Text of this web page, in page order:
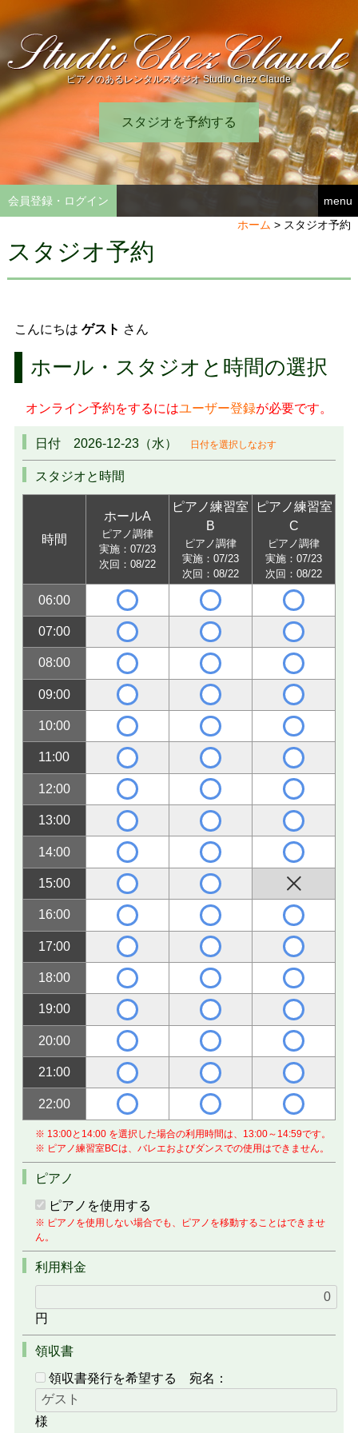
ピアノのあるレンタルスタジオ Studio Chez Claude
スタジオを予約する
会員登録・ログイン
menu
ホーム > スタジオ予約
スタジオ予約
こんにちは ゲスト さん
ホール・スタジオと時間の選択
オンライン予約をするにはユーザー登録が必要です。
日付 2026-12-23（水） 日付を選択しなおす
スタジオと時間
時間
06:00
07:00
08:00
09:00
10:00
11:00
12:00
13:00
14:00
15:00
16:00
17:00
18:00
19:00
20:00
21:00
22:00
ホールA
ピアノ調律
実施：07/23
次回：08/22
ピアノ練習室
B
ピアノ調律
実施：07/23
次回：08/22
ピアノ練習室
C
ピアノ調律
実施：07/23
次回：08/22
※ 13:00と14:00 を選択した場合の利用時間は、13:00～14:59です。
※ ピアノ練習室BCは、バレエおよびダンスでの使用はできません。
ピアノ
ピアノを使用する
※ ピアノを使用しない場合でも、ピアノを移動することはできませ
ん。
利用料金
円
領収書
領収書発行を希望する
宛名：
様